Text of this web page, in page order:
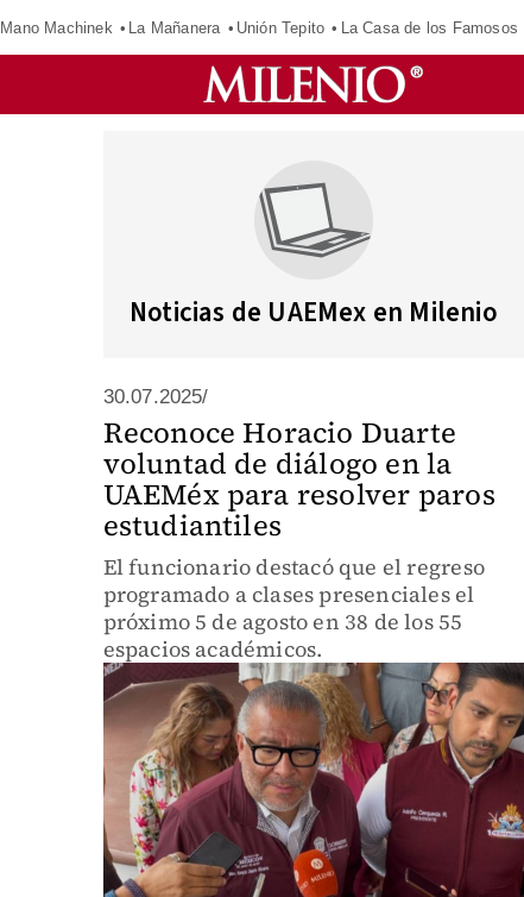
Mano Machinek La Mañanera Unión Tepito La Casa de los Famosos
Noticias de UAEMex en Milenio
30.07.2025/
Reconoce Horacio Duarte
voluntad de diálogo en la
UAEMéx para resolver paros
estudiantiles
El funcionario destacó que el regreso
programado a clases presenciales el
próximo 5 de agosto en 38 de los 55
espacios académicos.